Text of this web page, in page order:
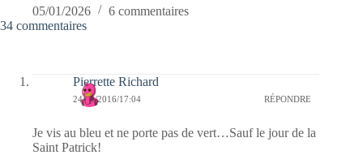
05/01/2026
6 commentaires
34 commentaires
Pierrette Richard
24/04/2016/17:04 RÉPONDRE
Je vis au bleu et ne porte pas de vert…Sauf le jour de la
Saint Patrick!